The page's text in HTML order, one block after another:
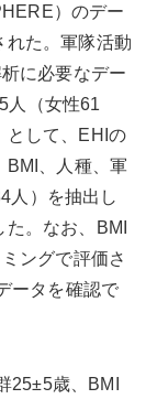
）のデー
れた。軍隊活動
に必要なデー
人（女性61
として、EHIの
BMI、人種、軍
人）を抽出し
。なお、BMI
ングで評価さ
ータを確認で
25±5歳、BMI